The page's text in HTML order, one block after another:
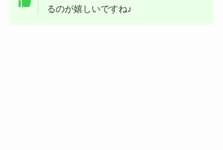
るのが嬉しいですね♪